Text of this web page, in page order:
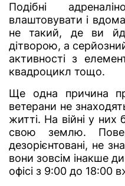
Подібні
влаштовувати і
не такий, де ви
дітворою, а
активності з
квадроцикл тощо.
Ще одна причина
ветерани не
житті. На війні у них
свою землю.
дезорієнтовані, не
вони зовсім інакше
офісі з 9:00 до 18:00